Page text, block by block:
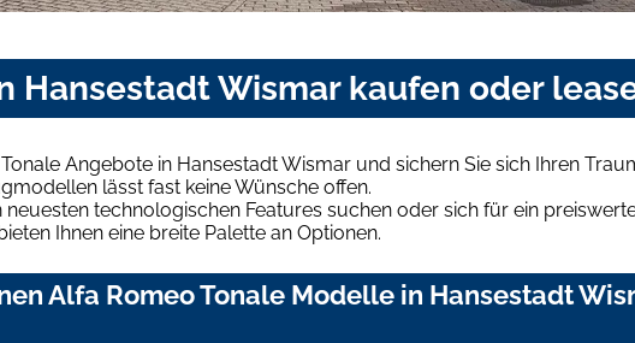
Hansestadt Wismar kaufen oder
Angebote in Hansestadt Wismar und sichern Sie sich Ihren
lässt fast keine Wünsche offen.
technologischen Features suchen oder sich für ein
Ihnen eine breite Palette an Optionen.
Alfa Romeo Tonale Modelle in Hansestadt